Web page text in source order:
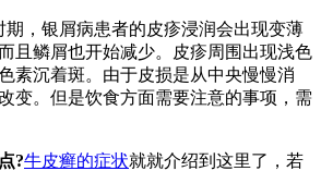
期，银屑病患者的皮疹浸润会出现变薄
且鳞屑也开始减少。皮疹周围出现浅色
素沉着斑。由于皮损是从中央慢慢消
变。但是饮食方面需要注意的事项，需
?牛皮癣的症状就就介绍到这里了，若